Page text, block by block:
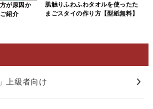
が原因か
紹介
肌触りふわふわタオルを使ったた
まごスタイの作り方【型紙無料】
上級者向け